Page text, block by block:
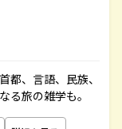
都、言語、民族、
る旅の雑学も。